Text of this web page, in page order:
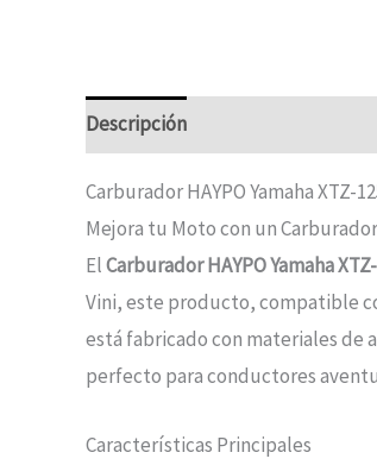
Descripción
Carburador HAYPO Yamaha XTZ-
Mejora tu Moto con un
ElCarburador HAYPO Yamaha
Vini, este producto, compatible
está fabricado con materiales de
perfecto para conductores
Características Principales